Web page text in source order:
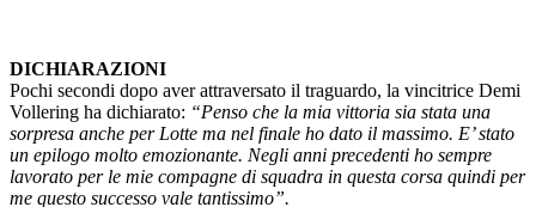
DICHIARAZIONI
Pochi secondi dopo aver attraversato il traguardo, la vincitrice Demi
Vollering ha dichiarato: “Penso che la mia vittoria sia stata una
sorpresa anche per Lotte ma nel finale ho dato il massimo. E’ stato
un epilogo molto emozionante. Negli anni precedenti ho sempre
lavorato per le mie compagne di squadra in questa corsa quindi per
me questo successo vale tantissimo”.